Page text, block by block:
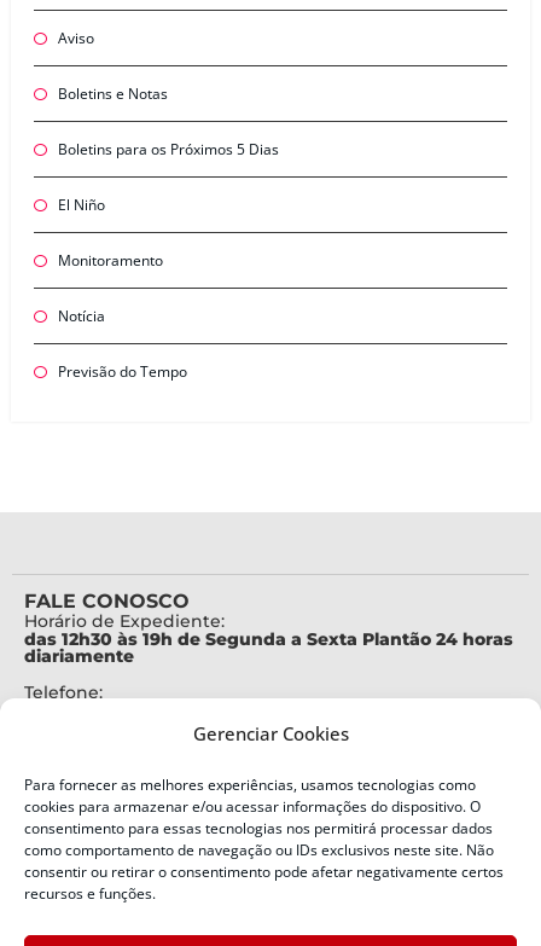
Gerenciar Cookies
Para fornecer as melhores experiências, usamos tecnologias como
cookies para armazenar e/ou acessar informações do dispositivo. O
consentimento para essas tecnologias nos permitirá processar dados
como comportamento de navegação ou IDs exclusivos neste site. Não
consentir ou retirar o consentimento pode afetar negativamente certos
recursos e funções.
Aviso
Boletins e Notas
Boletins para os Próximos 5 Dias
El Niño
Monitoramento
Notícia
Previsão do Tempo
FALE CONOSCO
Horário de Expediente:
das 12h30 às 19h de Segunda a Sexta Plantão 24 horas
diariamente
Telefone:
Alertas Defesa Civil:
SMS 40199
ENDEREÇO
Defesa Civil do Estado de Santa Catarina